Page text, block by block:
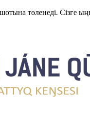
төленеді. Сізге